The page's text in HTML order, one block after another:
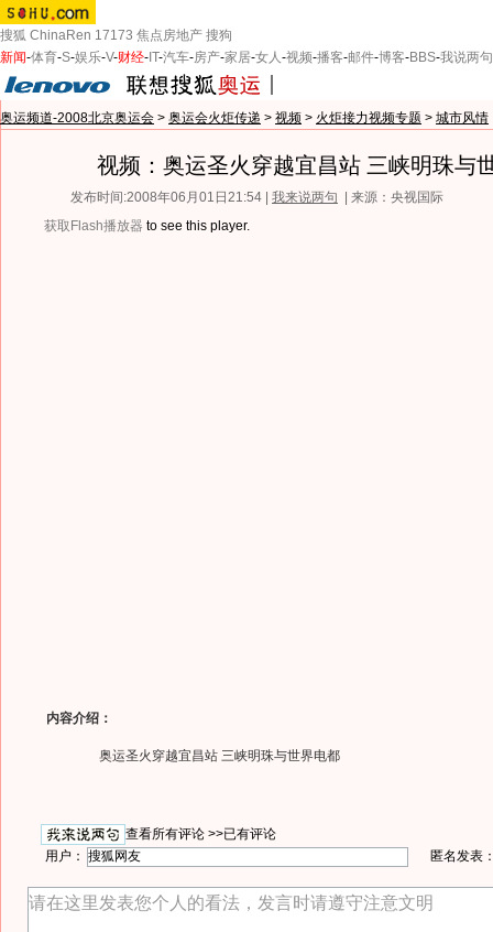
搜狐 ChinaRen 17173 焦点房地产 搜狗
新闻-体育-S-娱乐-V-财经- IT-汽车-房产-家居-女人-视频-播客-邮件-博客-BBS-我说两句
奥运频道-2008北京奥运会 > 奥运会火炬传递 > 视频 > 火炬接力视频专题 > 城市风情
视频：奥运圣火穿越宜昌站 三峡明珠与
发布时间:2008年06月01日21:54 | 我来说两句
| 来源：央视国际
获取Flash播放器 to see this player.
内容介绍：
奥运圣火穿越宜昌站 三峡明珠与世界电都
查看所有评论 >>已有评论
用户：
匿名发表